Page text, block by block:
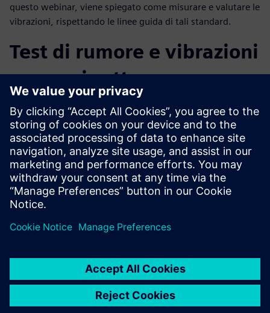
questo webinar, viene spiegato come misurare e valutare le
vibrazioni, rispettando le linee guida di tali standard.
Test di rumore e vibrazioni
per ogni settore.
Le nostre soluzioni uniscono test fisici e simulazioni virtuali,
formando una combinazione unica che ti permette di
garantire prestazioni ottimali dei prodotti. Il nostro
hardware di fascia alta per l'acquisizione dei dati e
l'avanzato software di analisi sono progettati per agevolare
le campagne di test e fornire maggiori dettagli in meno
tempo. Classifica il rumore, le vibrazioni e la durabilità dei
tuoi prodotti, con i nostri strumenti di ingegneria basati su
test.